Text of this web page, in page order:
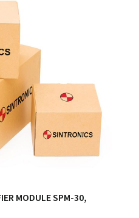
ihr Partner, der
technisch hochwertig
Baugruppen
MODULE SPM-30,